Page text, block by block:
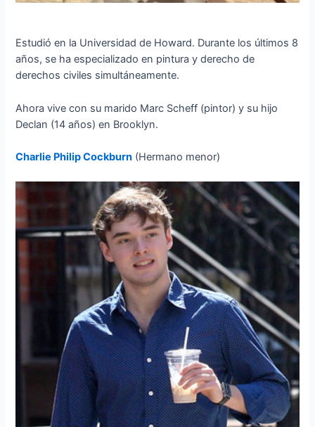
Estudió en la Universidad de Howard. Durante los últimos 8
años, se ha especializado en pintura y derecho de
derechos civiles simultáneamente.
Ahora vive con su marido Marc Scheff (pintor) y su hijo
Declan (14 años) en Brooklyn.
Charlie Philip Cockburn (Hermano menor)